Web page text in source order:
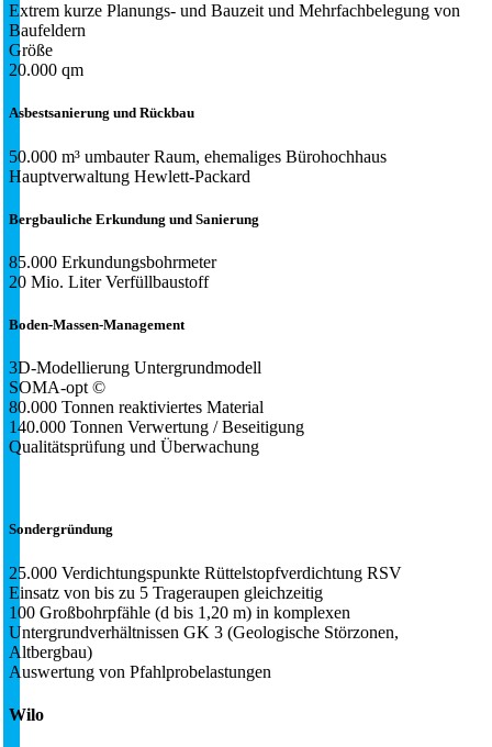
Extrem kurze Planungs- und Bauzeit und Mehrfachbelegung von
Baufeldern
Größe
20.000 qm
Asbestsanierung und Rückbau
50.000 m³ umbauter Raum, ehemaliges Bürohochhaus
Hauptverwaltung Hewlett-Packard
Bergbauliche Erkundung und Sanierung
85.000 Erkundungsbohrmeter
20 Mio. Liter Verfüllbaustoff
Boden-Massen-Management
3D-Modellierung Untergrundmodell
SOMA-opt ©
80.000 Tonnen reaktiviertes Material
140.000 Tonnen Verwertung / Beseitigung
Qualitätsprüfung und Überwachung
Sondergründung
25.000 Verdichtungspunkte Rüttelstopfverdichtung RSV
Einsatz von bis zu 5 Trageraupen gleichzeitig
100 Großbohrpfähle (d bis 1,20 m) in komplexen
Untergrundverhältnissen GK 3 (Geologische Störzonen,
Altbergbau)
Auswertung von Pfahlprobelastungen
Wilo